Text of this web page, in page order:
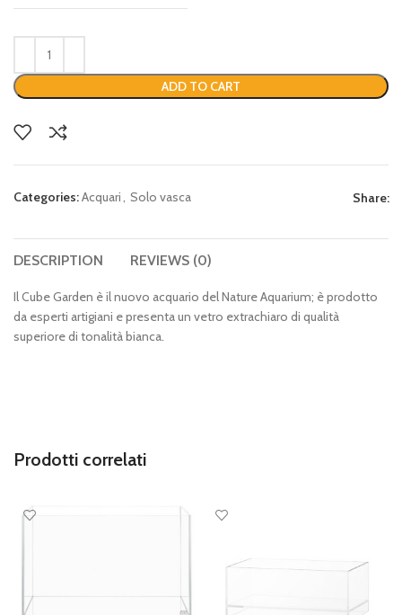
ADD TO CART
Categories:Acquari, Solo vasca Share:
DESCRIPTION REVIEWS (0)
Il Cube Garden è il nuovo acquario del Nature Aquarium; è prodotto
da esperti artigiani e presenta un vetro extrachiaro di qualità
superiore di tonalità bianca.
Prodotti correlati